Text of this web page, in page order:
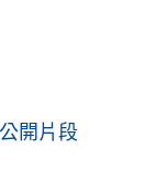
開片段